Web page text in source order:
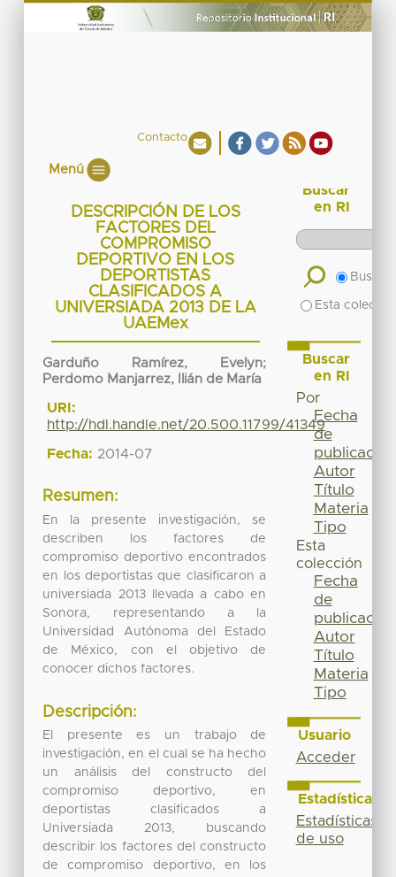
Contacto
Menú
DESCRIPCIÓN DE LOS
FACTORES DEL
COMPROMISO
DEPORTIVO EN LOS
DEPORTISTAS
CLASIFICADOS A
UNIVERSIADA 2013 DE LA
UAEMex
Garduño Ramírez, Evelyn;
Perdomo Manjarrez, Ilián de María
URI:
http://hdl.handle.net/20.500.11799/41349
Fecha: 2014-07
Resumen:
En la presente investigación, se
describen los factores de
compromiso deportivo encontrados
en los deportistas que clasificaron a
universiada 2013 llevada a cabo en
Sonora, representando a la
Universidad Autónoma del Estado
de México, con el objetivo de
conocer dichos factores.
Descripción:
El presente es un trabajo de
investigación, en el cual se ha hecho
un análisis del constructo del
compromiso deportivo, en
deportistas clasificados a
Universiada 2013, buscando
describir los factores del constructo
de compromiso deportivo, en los
Buscar
en RI
Buscar
Esta
Buscar
en RI
Por
Fecha
de
publicación
Autor
Título
Materia
Tipo
Esta
colección
Fecha
de
publicación
Autor
Título
Materia
Tipo
Usuario
Acceder
Estadísticas
Estadísticas
de uso